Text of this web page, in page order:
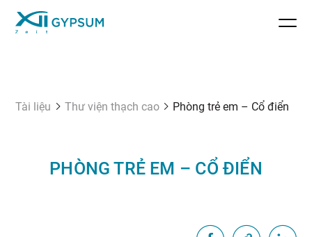
Tài liệu Thư viện thạch cao Phòng trẻ em – Cổ điển
PHÒNG TRẺ EM – CỔ ĐIỂN